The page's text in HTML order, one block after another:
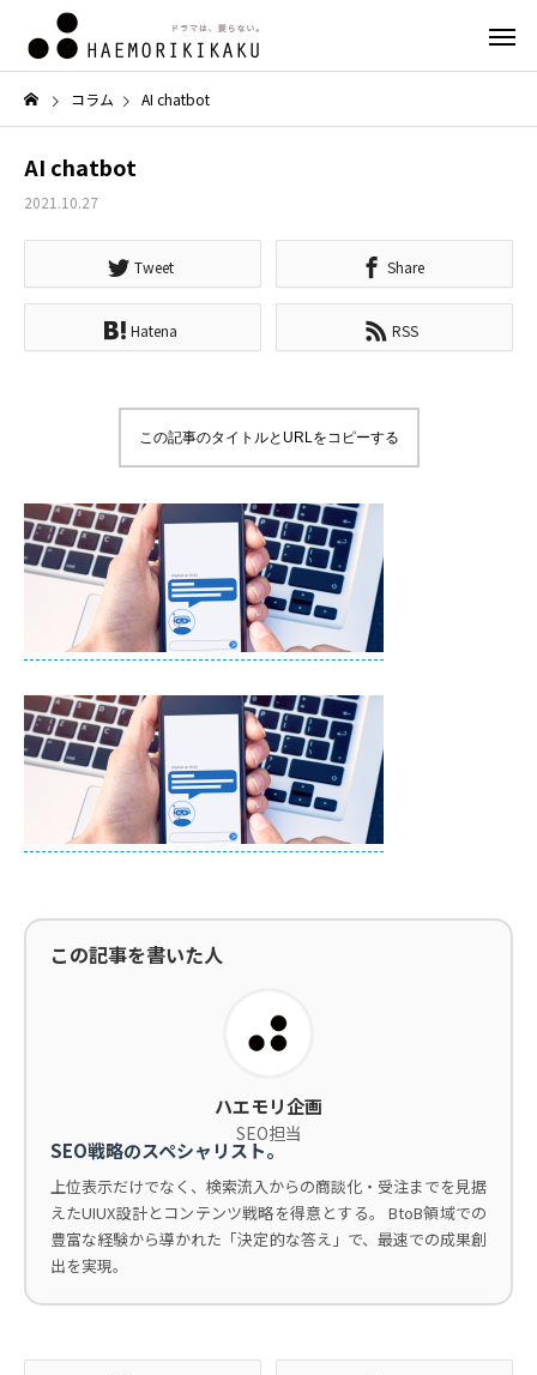
コラム AI chatbot
AI chatbot
2021.10.27
Tweet Share
Hatena RSS
この記事のタイトルとURLをコピーする
この記事を書いた人
ハエモリ企画
SEO担当
SEO戦略のスペシャリスト。
上位表示だけでなく、検索流入からの商談化・受注までを見据
えたUIUX設計とコンテンツ戦略を得意とする。 BtoB領域での
豊富な経験から導かれた「決定的な答え」で、最速での成果創
出を実現。